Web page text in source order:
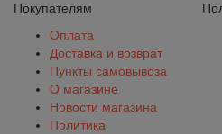
Покупателям
Оплата
Доставка и возврат
Пункты самовывоза
О магазине
Новости магазина
Политика